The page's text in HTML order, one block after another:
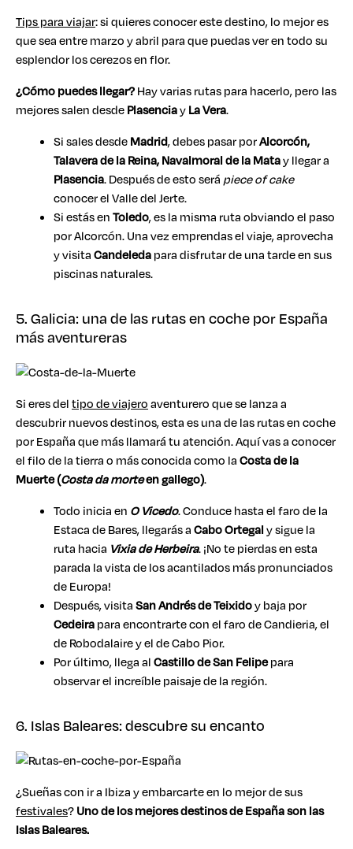
Tips para viajar: si quieres conocer este destino, lo mejor es
que sea entre marzo y abril para que puedas ver en todo su
esplendor los cerezos en flor.
¿Cómo puedes llegar?Hay varias rutas para hacerlo, pero las
mejores salen desdePlasenciayLa Vera.
Si sales desdeMadrid, debes pasar porAlcorcón,
Talavera de la Reina, Navalmoral de la Matay llegar a
Plasencia. Después de esto será piece of cake
conocer el Valle del Jerte.
Si estás enToledo, es la misma ruta obviando el paso
por Alcorcón. Una vez emprendas el viaje, aprovecha
y visitaCandeledapara disfrutar de una tarde en sus
piscinas naturales.
5. Galicia: una de las rutas en coche por España
más aventureras
Si eres deltipo de viajeroaventurero que se lanza a
descubrir nuevos destinos, esta es una de las rutas en coche
por España que más llamará tu atención. Aquí vas a conocer
el filo de la tierra o más conocida como laCosta de la
Muerte (Costa da morteen gallego).
Todo inicia en O Vicedo. Conduce hasta el faro de la
Estaca de Bares, llegarás aCabo Ortegaly sigue la
ruta hacia Vixia de Herbeira. ¡No te pierdas en esta
parada la vista de los acantilados más pronunciados
de Europa!
Después, visitaSan Andrés de Teixidoy baja por
Cedeirapara encontrarte con el faro de Candieria, el
de Robodalaire y el de Cabo Pior.
Por último, llega alCastillo de San Felipepara
observar el increíble paisaje de la región.
6. Islas Baleares: descubre su encanto
¿Sueñas con ir a Ibiza y embarcarte en lo mejor de sus
festivales?Uno de los mejores destinos de España son las
Islas Baleares.